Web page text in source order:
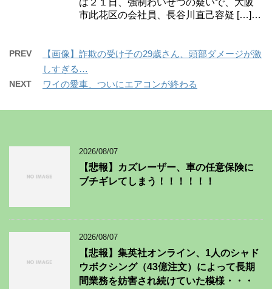
は２１日、強制わいせつの疑いで、大阪
市此花区の会社員、長谷川直己容疑 […]…
PREV
【画像】詐欺の受け子の29歳さん、頭部ダメージが激
しすぎる…
NEXT ワイの愛車、ついにエアコンが終わる
2026/08/07
【悲報】カズレーザー、車の任意保険に
ブチギレてしまう！！！！！！
2026/08/07
【悲報】集英社オンライン、1人のシャド
ウボクシング（43億注文）によって長期
間業務を妨害され続けていた模様・・・